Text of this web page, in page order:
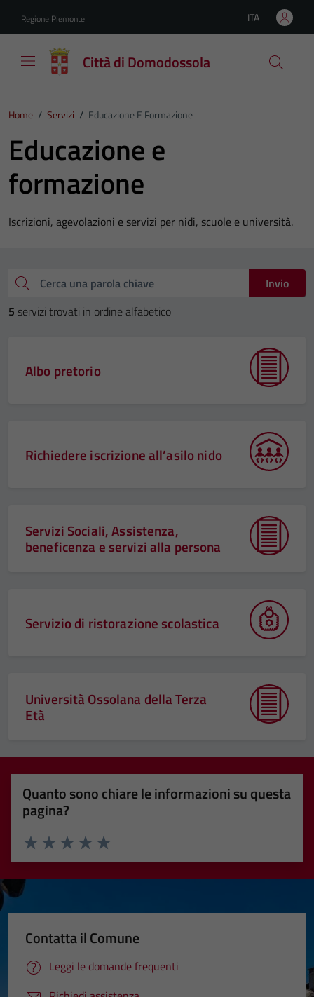
Regione Piemonte Lingua attiva:
ITA
Città di Domodossola
Home / Servizi / Educazione E Formazione
Educazione e
formazione
Iscrizioni, agevolazioni e servizi per nidi, scuole e università.
Cerca una parola chiave
Invio
5 servizi trovati in ordine alfabetico
Albo pretorio
Richiedere iscrizione all’asilo nido
Servizi Sociali, Assistenza,
beneficenza e servizi alla persona
Servizio di ristorazione scolastica
Università Ossolana della Terza
Età
Quanto sono chiare le informazioni su questa
pagina?
Valuta 5 stelle su 5
Valuta 4 stelle su 5
Valuta 3 stelle su 5
Valuta 2 stelle su 5
Valuta 1 stelle su 5
Contatta il Comune
Leggi le domande frequenti